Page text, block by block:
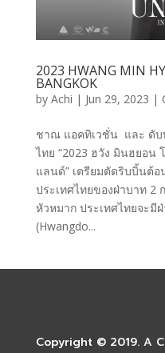
2023 HWANG MIN
BANGKOK
by Achi | Jun 29, 2023 |
ชาณ แอคทิเวชั่น และ ดับ
ไทย “2023 ฮวัง มินฮยอน
แลนด์” เตรียมตัดริบบิ้นต้
ประเทศไทยของฝ่าบาท 2
หัวหมาก​ ประเทศไทยจะมี
(Hwangdo...
Copyright © 2019. A